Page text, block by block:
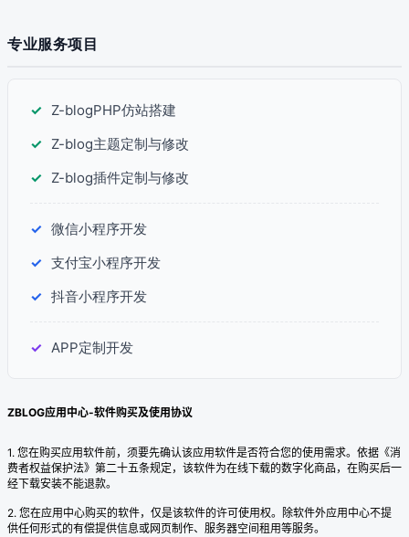
专业服务项目
✓ Z-blogPHP仿站搭建
✓ Z-blog主题定制与修改
✓ Z-blog插件定制与修改
✓ 微信小程序开发
✓ 支付宝小程序开发
✓ 抖音小程序开发
✓ APP定制开发
ZBLOG应用中心-软件购买及使用协议
1. 您在购买应用软件前，须要先确认该应用软件是否符合您的使用需求。依据《消
费者权益保护法》第二十五条规定，该软件为在线下载的数字化商品，在购买后一
经下载安装不能退款。
2. 您在应用中心购买的软件，仅是该软件的许可使用权。除软件外应用中心不提
供任何形式的有偿提供信息或网页制作、服务器空间租用等服务。